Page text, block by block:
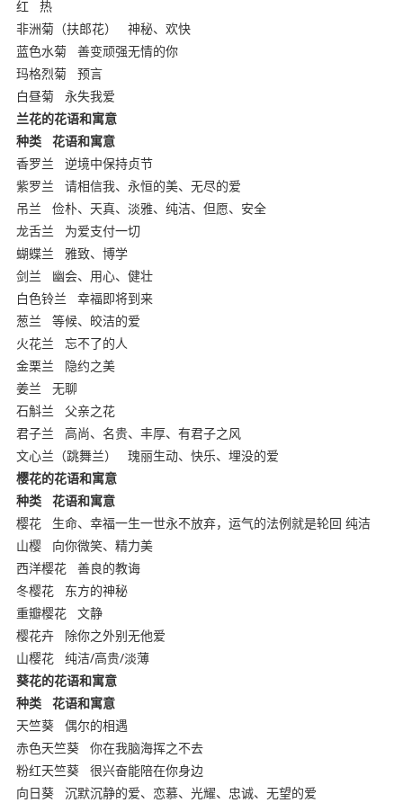
红
热
非洲菊（扶郎花）
神秘、欢快
蓝色水菊
善变顽强无情的你
玛格烈菊
预言
白昼菊
永失我爱
兰花的花语和寓意
种类
花语和寓意
香罗兰
逆境中保持贞节
紫罗兰
请相信我、永恒的美、无尽的爱
吊兰
俭朴、天真、淡雅、纯洁、但愿、安全
龙舌兰
为爱支付一切
蝴蝶兰
雅致、博学
剑兰
幽会、用心、健壮
白色铃兰
幸福即将到来
葱兰
等候、皎洁的爱
火花兰
忘不了的人
金栗兰
隐约之美
姜兰
无聊
石斛兰
父亲之花
君子兰
高尚、名贵、丰厚、有君子之风
文心兰（跳舞兰）
瑰丽生动、快乐、埋没的爱
樱花的花语和寓意
种类
花语和寓意
樱花
生命、幸福一生一世永不放弃，运气的法例就是轮回 纯洁
山樱
向你微笑、精力美
西洋樱花
善良的教诲
冬樱花
东方的神秘
重瓣樱花
文静
樱花卉
除你之外别无他爱
山樱花
纯洁/高贵/淡薄
葵花的花语和寓意
种类
花语和寓意
天竺葵
偶尔的相遇
赤色天竺葵
你在我脑海挥之不去
粉红天竺葵
很兴奋能陪在你身边
向日葵
沉默沉静的爱、恋慕、光耀、忠诚、无望的爱